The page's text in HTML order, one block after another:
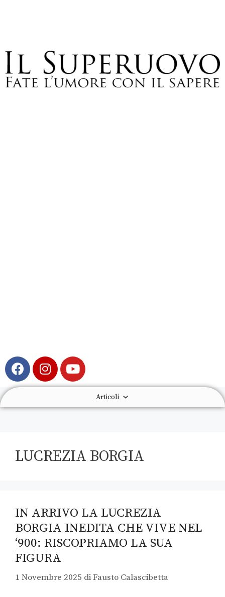
Articoli
LUCREZIA BORGIA
IN ARRIVO LA LUCREZIA
BORGIA INEDITA CHE VIVE NEL
‘900: RISCOPRIAMO LA SUA
FIGURA
1 Novembre 2025 diFausto Calascibetta